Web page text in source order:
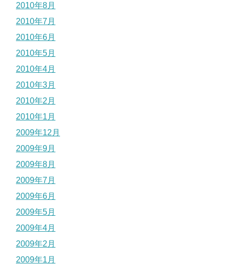
2010年8月
2010年7月
2010年6月
2010年5月
2010年4月
2010年3月
2010年2月
2010年1月
2009年12月
2009年9月
2009年8月
2009年7月
2009年6月
2009年5月
2009年4月
2009年2月
2009年1月